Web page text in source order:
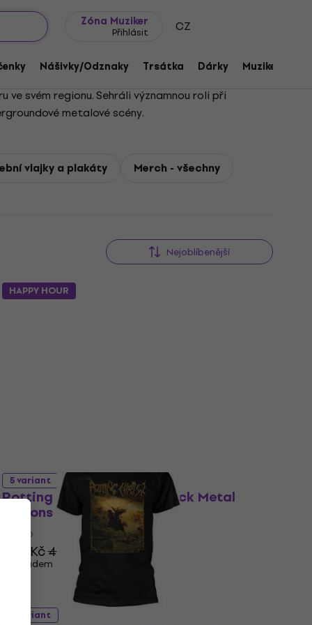
Zóna Muziker
Přihlásit CZ
Nášivky/Odznaky Trsátka Dárky Muziker
svém regionu. Sehráli významnou roli při
metalové scény.
vlajky a plakáty Merch - všechny
Nejoblíbenější
HAPPY HOUR
5 variant
Rotting Christ Hellenic Black Metal
Legions
Tričko
402 Kč424 Kč
Skladem
5 variant